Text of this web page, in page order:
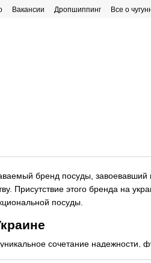
Вакансии Дропшиппинг Все о
бренд посуды,
Присутствие этого бренда на
посуды.
сочетание надежности,